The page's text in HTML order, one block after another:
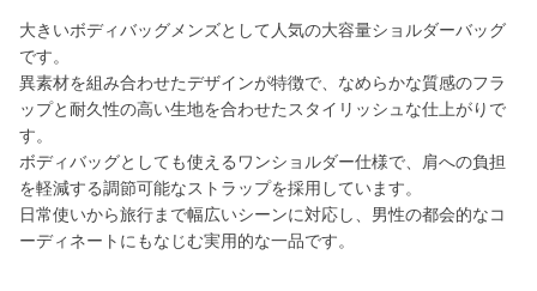
大きいボディバッグメンズとして人気の大容量ショルダーバッグ
です。
異素材を組み合わせたデザインが特徴で、なめらかな質感のフラ
ップと耐久性の高い生地を合わせたスタイリッシュな仕上がりで
す。
ボディバッグとしても使えるワンショルダー仕様で、肩への負担
を軽減する調節可能なストラップを採用しています。
日常使いから旅行まで幅広いシーンに対応し、男性の都会的なコ
ーディネートにもなじむ実用的な一品です。